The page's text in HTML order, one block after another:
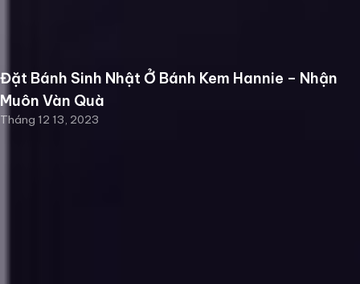
Đặt Bánh Sinh Nhật Ở Bánh Kem Hannie – Nhận
Muôn Vàn Quà
Tháng 12 13, 2023